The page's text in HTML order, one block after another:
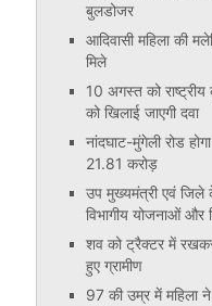
बुलडोजर
आदिवासी महिला की
मिले
10 अगस्त को
को खिलाई जाएगी दवा
नांदघाट-मुंगेली रोड
21.81 करोड़
उप मुख्यमंत्री एवं जिले
विभागीय योजनाओं और
शव को ट्रैक्टर में
हुए ग्रामीण
97 की उम्र में महिला